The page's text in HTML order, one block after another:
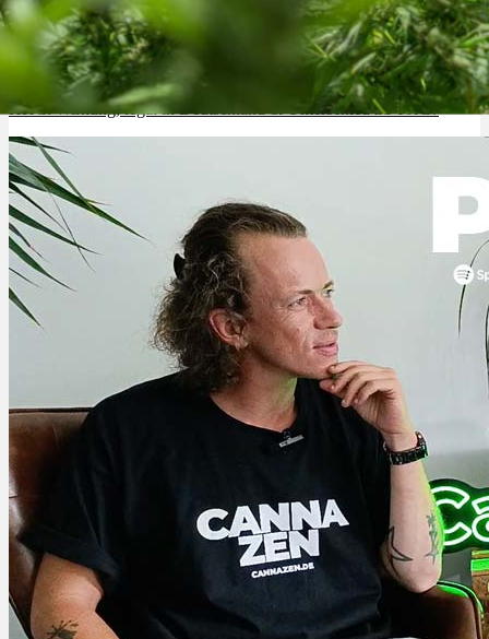
HHC: Wirkung, legal in Deutschland & Unterschied zu THC?